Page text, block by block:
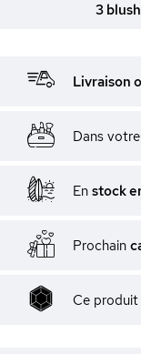
3
Livraison
Dans
En stock
Prochain
Ce